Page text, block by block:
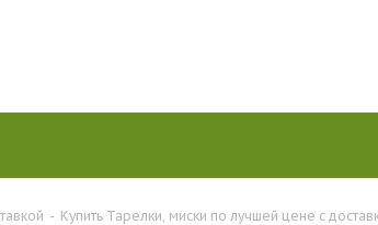
- Купить Тарелки, миски по лучшей цене с